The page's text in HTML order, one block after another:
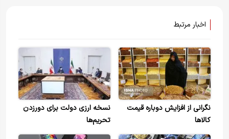
اخبار مرتبط
نگرانی از افزایش دوباره قیمت
کالاها
نسخه ارزی دولت برای دور‌زدن
تحریم‌ها